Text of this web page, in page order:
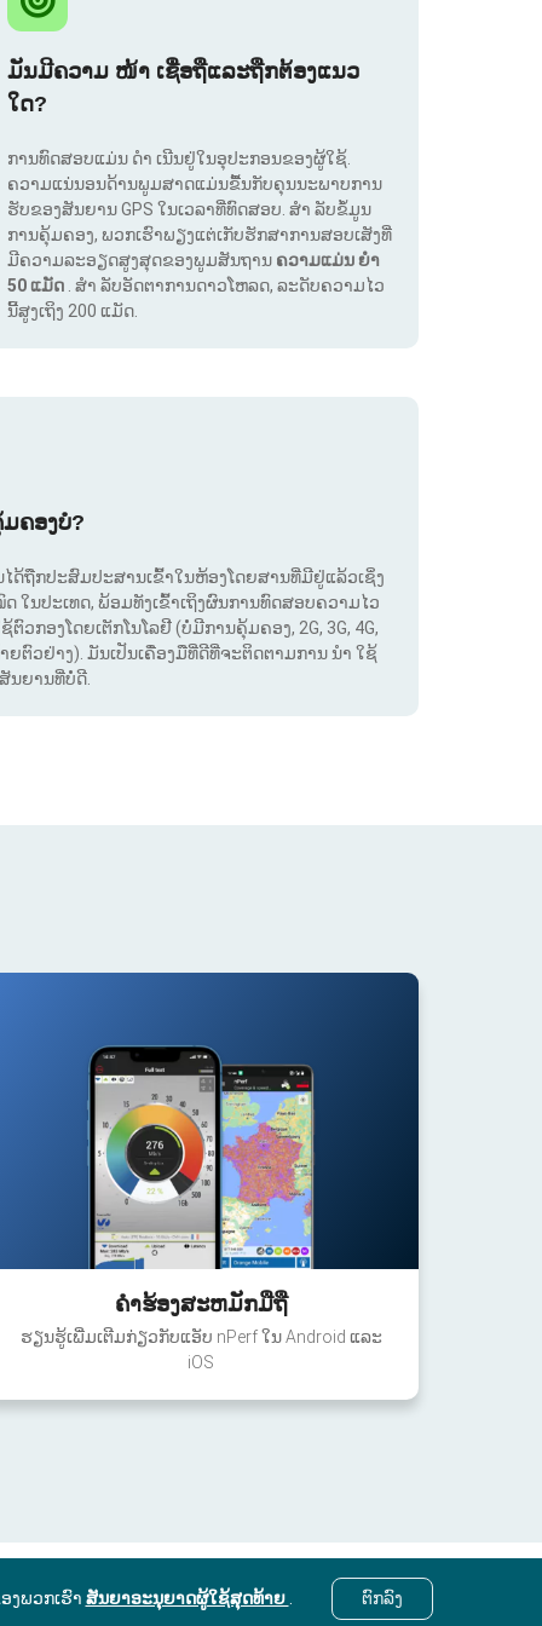
ມັນມີຄວາມ ໜ້າ ເຊື່ອຖືແລະຖືກຕ້ອງແນວ
ໃດ?
ການທົດສອບແມ່ນ ດຳ ເນີນຢູ່ໃນອຸປະກອນຂອງຜູ້ໃຊ້.
ຄວາມແນ່ນອນດ້ານພູມສາດແມ່ນຂື້ນກັບຄຸນນະພາບການ
ຮັບຂອງສັນຍານ GPS ໃນເວລາທີ່ທົດສອບ. ສຳ ລັບຂໍ້ມູນ
ການຄຸ້ມຄອງ, ພວກເຮົາພຽງແຕ່ເກັບຮັກສາການສອບເສັງທີ່
ມີຄວາມລະອຽດສູງສຸດຂອງພູມສັນຖານ ຄວາມແມ່ນ ຍຳ
50 ແມັດ . ສຳ ລັບອັດຕາການດາວໂຫລດ, ລະດັບຄວາມໄວ
ນີ້ສູງເຖິງ 200 ແມັດ.
ຄອງບໍ?
ດ້ຖືກປະສົມປະສານເຂົ້າໃນຫ້ອງໂດຍສານທີ່ມີຢູ່ແລ້ວເຊິ່ງ
ໃນປະເທດ, ພ້ອມທັງເຂົ້າເຖິງຜົນການທົດສອບຄວາມໄວ
ກອງໂດຍເຕັກໂນໂລຢີ (ບໍ່ມີການຄຸ້ມຄອງ, 2G, 3G, 4G,
ຍຕົວຢ່າງ). ມັນເປັນເຄື່ອງມືທີ່ດີທີ່ຈະຕິດຕາມການ ນຳ ໃຊ້
ນຍານທີ່ບໍ່ດີ.
ຄໍາຮ້ອງສະຫມັກມືຖື
ຮຽນຮູ້ເພີ່ມເຕີມກ່ຽວກັບແອັບ nPerf ໃນ Android ແລະ
iOS
ງພວກເຮົາ ສັນຍາອະນຸຍາດຜູ້ໃຊ້ສຸດທ້າຍ ຕົກ​ລົງ